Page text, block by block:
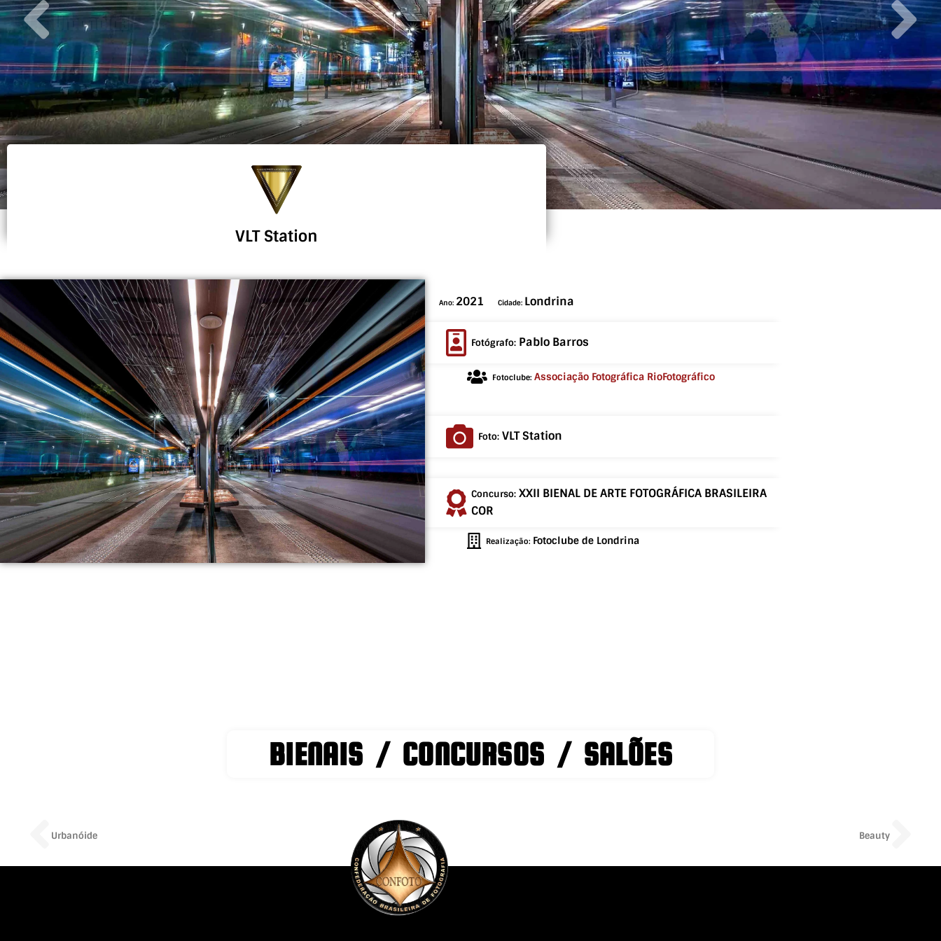
Urbanóide Beauty
VLT Station
Ano: 2021 Cidade: Londrina
Fotógrafo: Pablo Barros
Fotoclube: Associação Fotográfica RioFotográfico
Foto: VLT Station
Concurso: XXII BIENAL DE ARTE FOTOGRÁFICA BRASILEIRA
COR
Realização: Fotoclube de Londrina
BIENAIS / CONCURSOS / SALÕES
Prev
Urbanóide Beauty